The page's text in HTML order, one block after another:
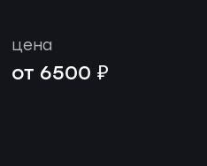
цена
от 6500 ₽